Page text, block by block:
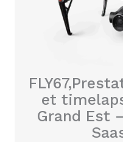
et
Grand Est